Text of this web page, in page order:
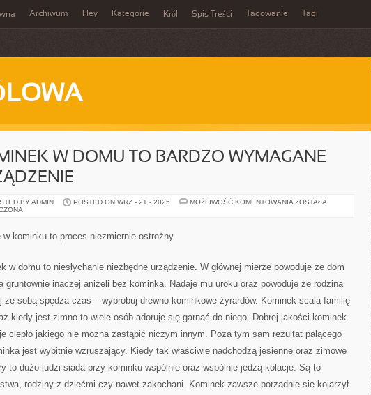
Archiwum Hey Kategorie Król Spis Treści Tagowanie Tagi
W DOMU TO BARDZO WYMAGANE
BY ADMIN POSTED ON WRZ - 21 - 2025 MOŻLIWOŚĆ KOMENTOWANIA KOMINEK
ZOSTAŁA
w kominku to proces niezmiernie ostrożny
w domu to niesłychanie niezbędne urządzenie. W głównej mierze powoduje że dom
gruntownie inaczej aniżeli bez kominka. Nadaje mu uroku oraz powoduje że rodzina
ze sobą spędza czas – wypróbuj drewno kominkowe żyrardów. Kominek scala familię
kiedy jest zimno to wiele osób adoruje się garnąć do niego. Dobrej jakości kominek
ciepło jakiego nie można zastąpić niczym innym. Poza tym sam rezultat palącego
jest wybitnie wzruszający. Kiedy tak właściwie nadchodzą jesienne oraz zimowe
to dużo ludzi siada przy kominku wspólnie oraz wspólnie jedzą kolacje. Są to
rodziny z dziećmi czy nawet zakochani. Kominek zawsze porządnie się kojarzył